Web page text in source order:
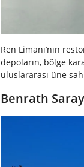
Ren Limanı’nın
depoların, bölge
uluslararası üne
Benrath